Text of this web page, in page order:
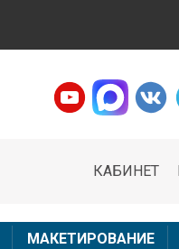
КАБИНЕТ
МАКЕТИРОВАНИЕ
×